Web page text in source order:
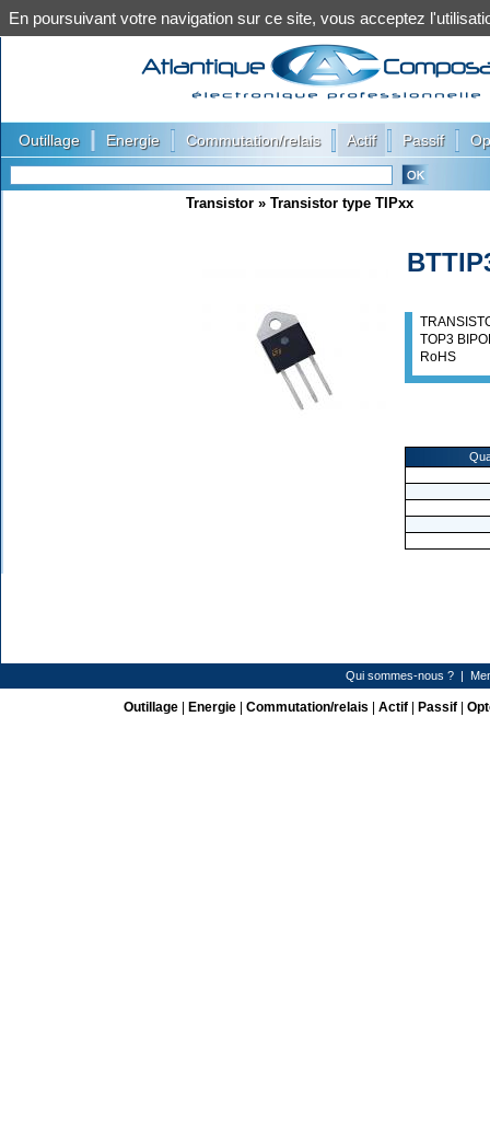
Outillage Energie Commutation/relais Actif Passif
Transistor » Transistor type TIPxx
TOP3
RoHS
Qui sommes-nous ?|
Outillage| Energie| Commutation/relais Actif| Passif|
En poursuivant votre navigation sur ce site, vous acceptez